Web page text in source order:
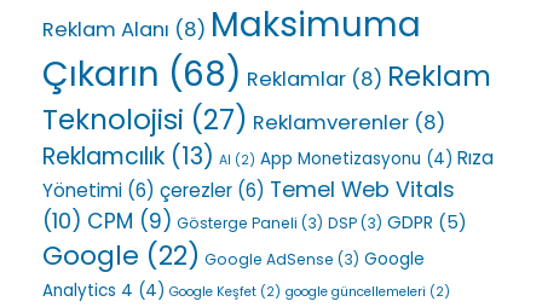
Reklam Alanı (8) Maksimuma
Çıkarın (68) Reklamlar (8) Reklam
Teknolojisi (27) Reklamverenler (8)
Reklamcılık (13) AI (2) App Monetizasyonu (4) Rıza
Yönetimi (6) çerezler (6) Temel Web Vitals
(10) CPM (9) Gösterge Paneli (3) DSP(3) GDPR (5)
Google (22) Google AdSense (3) Google
Analytics 4 (4) Google Keşfet (2) google güncellemeleri (2)